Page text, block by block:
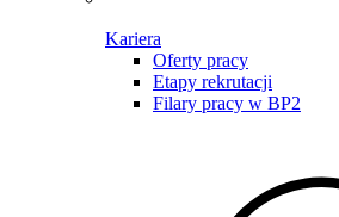
Kariera
Oferty pracy
Etapy rekrutacji
Filary pracy w BP2